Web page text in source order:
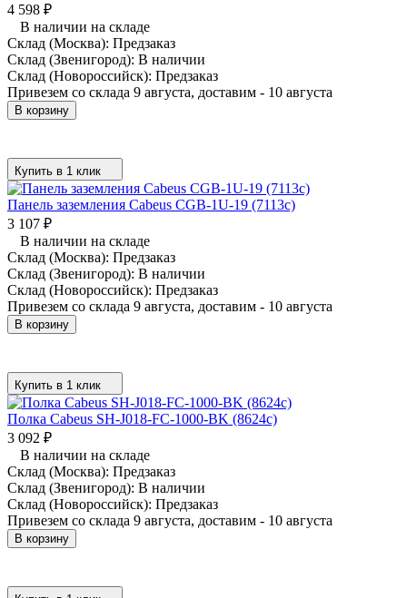
4 598 ₽
В наличии на складе
Склад (Москва): Предзаказ
Склад (Звенигород): В наличии
Склад (Новороссийск): Предзаказ
Привезем со склада 9 августа, доставим - 10 августа
В корзину
Купить в 1 клик
Панель заземления Cabeus CGB-1U-19 (7113c)
3 107 ₽
В наличии на складе
Склад (Москва): Предзаказ
Склад (Звенигород): В наличии
Склад (Новороссийск): Предзаказ
Привезем со склада 9 августа, доставим - 10 августа
В корзину
Купить в 1 клик
Полка Cabeus SH-J018-FC-1000-BK (8624c)
3 092 ₽
В наличии на складе
Склад (Москва): Предзаказ
Склад (Звенигород): В наличии
Склад (Новороссийск): Предзаказ
Привезем со склада 9 августа, доставим - 10 августа
В корзину